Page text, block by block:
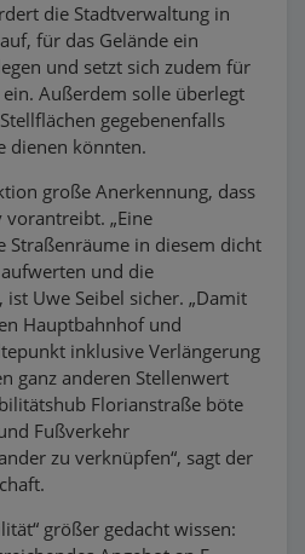
die Stadtverwaltung in
für das Gelände ein
und setzt sich zudem für
Außerdem solle überlegt
gegebenenfalls
dienen könnten.
große Anerkennung, dass
vorantreibt. „Eine
Straßenräume in diesem dicht
und die
ist Uwe Seibel sicher. „Damit
Hauptbahnhof und
inklusive Verlängerung
ganz anderen Stellenwert
Florianstraße böte
Fußverkehr
zu verknüpfen“, sagt der
größer gedacht wissen: